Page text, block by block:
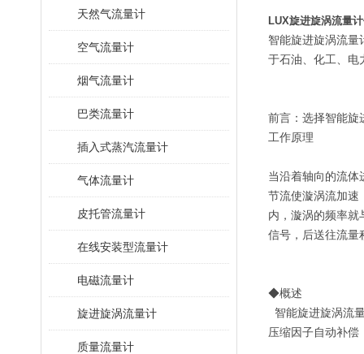
天然气流量计
空气流量计
烟气流量计
巴类流量计
插入式蒸汽流量计
气体流量计
皮托管流量计
在线安装型流量计
电磁流量计
旋进旋涡流量计
质量流量计
LUX旋进旋涡流量
智能旋进旋涡流量
于石油、化工、电
前言：选择智能旋
工作原理
当沿着轴向的流体
节流使漩涡流加速
内，漩涡的频率就
信号，后送往流量
◆概述
智能旋进旋涡流
压缩因子自动补偿